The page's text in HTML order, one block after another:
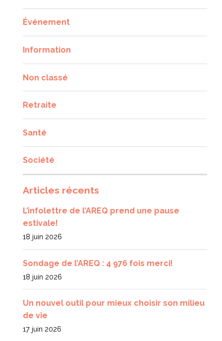
Événement
Information
Non classé
Retraite
Santé
Société
Articles récents
L’infolettre de l’AREQ prend une pause
estivale!
18 juin 2026
Sondage de l’AREQ : 4 976 fois merci!
18 juin 2026
Un nouvel outil pour mieux choisir son milieu
de vie
17 juin 2026